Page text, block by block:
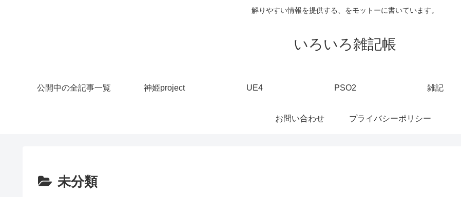
解りやすい情報を提供する、をモットーに書いています。
いろいろ雑記帳
公開中の全記事一覧 神姫project UE4 PSO2 雑記
お問い合わせ プライバシーポリシー
未分類